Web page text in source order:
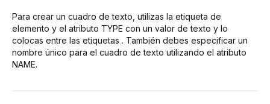
Para crear un cuadro de texto, utilizas la etiqueta de
elemento y el atributo TYPE con un valor de texto y lo
colocas entre las etiquetas . También debes especificar un
nombre único para el cuadro de texto utilizando el atributo
NAME.